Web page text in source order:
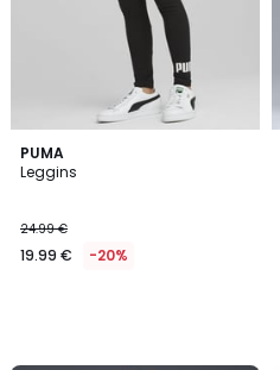
PUMA
Leggins
24.99 €
19.99 € -20%